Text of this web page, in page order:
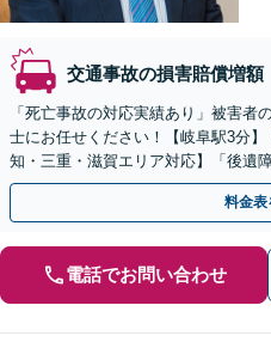
交通事故の損害賠償増額
「死亡事故の対応実績あり」被害者
士にお任せください！【岐阜駅3分
知・三重・滋賀エリア対応】「後遺
携」「示談金無料診断サービスあり
料金表
電話でお問い合わせ